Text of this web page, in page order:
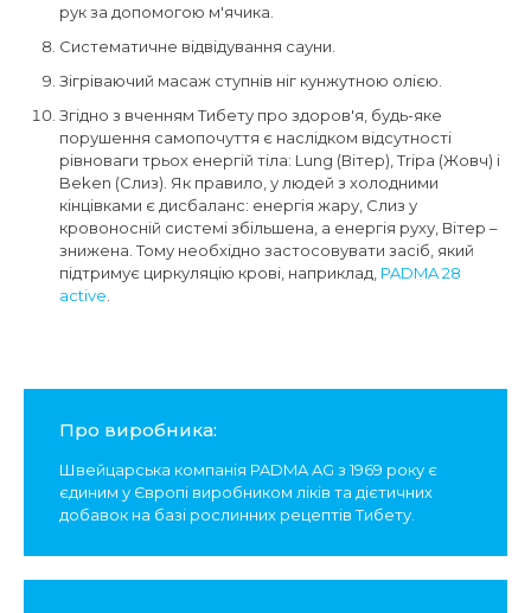
рук за допомогою м'ячика.
Систематичне відвідування сауни.
Зігріваючий масаж ступнів ніг кунжутною олією.
Згідно з вченням Тибету про здоров'я, будь-яке
порушення самопочуття є наслідком відсутності
рівноваги трьох енергій тіла: Lung (Вітер), Tripa (Жовч) і
Beken (Слиз). Як правило, у людей з холодними
кінцівками є дисбаланс: енергія жару, Слиз у
кровоносній системі збільшена, а енергія руху, Вітер –
знижена. Тому необхідно застосовувати засіб, який
підтримує циркуляцію крові, наприклад, PADMA 28
active
Про виробника:
Швейцарська компанія PADMA AG з 1969 року є
єдиним у Європі виробником ліків та дієтичних
добавок на базі рослинних рецептів Тибету.